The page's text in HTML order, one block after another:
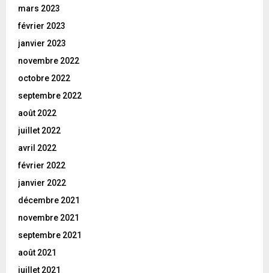
mars 2023
février 2023
janvier 2023
novembre 2022
octobre 2022
septembre 2022
août 2022
juillet 2022
avril 2022
février 2022
janvier 2022
décembre 2021
novembre 2021
septembre 2021
août 2021
juillet 2021